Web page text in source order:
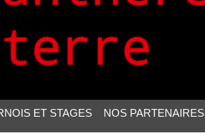
ET STAGES NOS PARTENAIRES